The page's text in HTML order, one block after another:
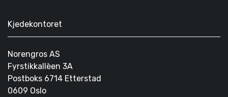
Kjedekontoret
Norengros AS
Fyrstikkallèen 3A
Postboks 6714 Etterstad
0609 Oslo